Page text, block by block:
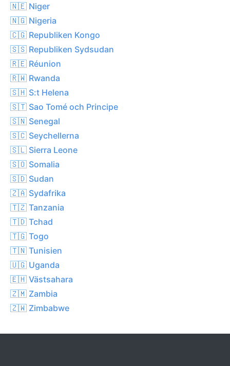
🇳🇪 Niger
🇳🇬 Nigeria
🇨🇬 Republiken Kongo
🇸🇸 Republiken Sydsudan
🇷🇪 Réunion
🇷🇼 Rwanda
🇸🇭 S:t Helena
🇸🇹 Sao Tomé och Principe
🇸🇳 Senegal
🇸🇨 Seychellerna
🇸🇱 Sierra Leone
🇸🇴 Somalia
🇸🇩 Sudan
🇿🇦 Sydafrika
🇹🇿 Tanzania
🇹🇩 Tchad
🇹🇬 Togo
🇹🇳 Tunisien
🇺🇬 Uganda
🇪🇭 Västsahara
🇿🇲 Zambia
🇿🇼 Zimbabwe